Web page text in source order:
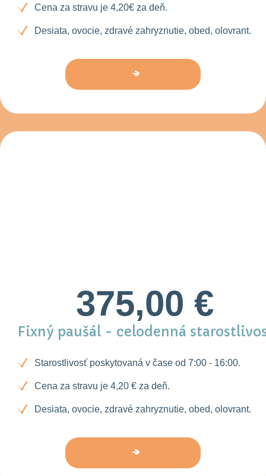
Cena za stravu je 4,20€ za deň.
Desiata, ovocie, zdravé zahryznutie, obed, olovrant.
375,00 €
Fixný paušál - celodenná
Starostlivosť poskytovaná v čase od 7:00 - 16:00.
Cena za stravu je 4,20 € za deň.
Desiata, ovocie, zdravé zahryznutie, obed, olovrant.